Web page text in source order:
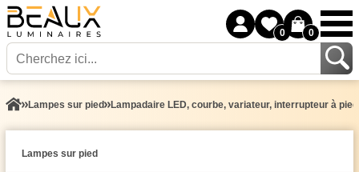
0 0
Lampes sur pied Lampadaire LED, courbe, variateur, interrupteur à
Lampes sur pied